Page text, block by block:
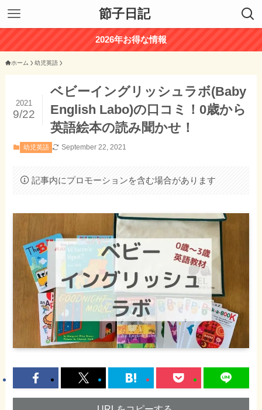
節子日記
2026年お得な情報
ホーム 幼児英語
ベビーイングリッシュラボ(Baby
English Labo)の口コミ！0歳から
英語絵本の読み聞かせ！
2021
9/22
幼児英語 September 22, 2021
記事内にプロモーションを含む場合があります